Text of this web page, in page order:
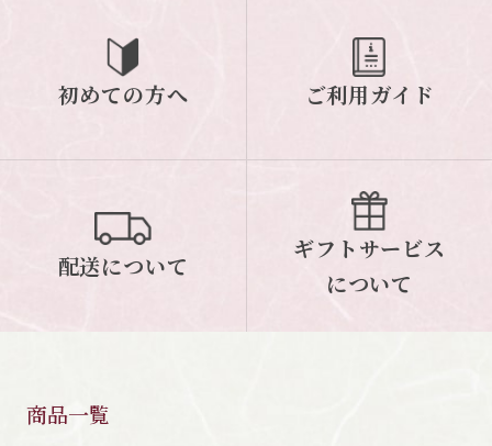
初めての方へ ご利用ガイド
配送について
ギフトサービス
について
商品一覧